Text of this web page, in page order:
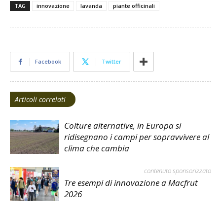
TAG innovazione lavanda piante officinali
Facebook Twitter
Articoli correlati
Colture alternative, in Europa si
ridisegnano i campi per sopravvivere al
clima che cambia
contenuto sponsorizzato
Tre esempi di innovazione a Macfrut
2026